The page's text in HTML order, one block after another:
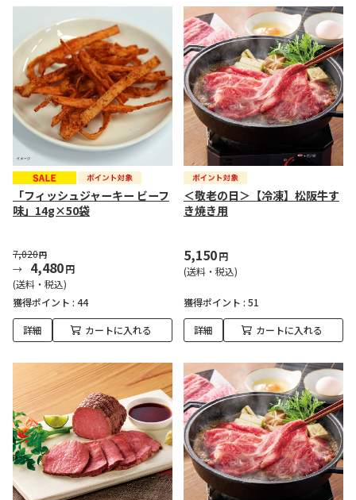
「フィッシュジャーキー ビーフ
味」14g×50袋
7,020円
4,480円
(送料・税込)
獲得ポイント : 44
詳細 カートに入れる
＜敬老の日＞【冷凍】松阪牛す
き焼き用
5,150円
(送料・税込)
獲得ポイント : 51
詳細 カートに入れる